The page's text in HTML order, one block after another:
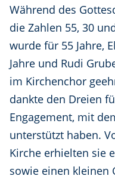
Während des
die Zahlen 55, 30
wurde für 55 Jahre,
Jahre und Rudi
im Kirchenchor
dankte den Dreien
Engagement, mit
unterstützt haben.
Kirche erhielten sie
sowie einen kleinen